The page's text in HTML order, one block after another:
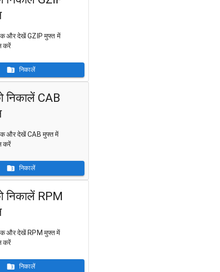
और देखें GZIP मुफ्त में
करें
निकालें
निकालें CAB
और देखें CAB मुफ्त में
करें
निकालें
निकालें RPM
और देखें RPM मुफ्त में
करें
निकालें